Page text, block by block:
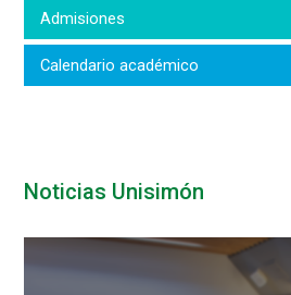
Admisiones
Calendario académico
Noticias Unisimón